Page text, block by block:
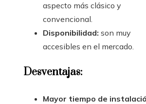
aspecto más clásico y
convencional.
Disponibilidad: son muy
accesibles en el mercado.
Desventajas:
Mayor tiempo de